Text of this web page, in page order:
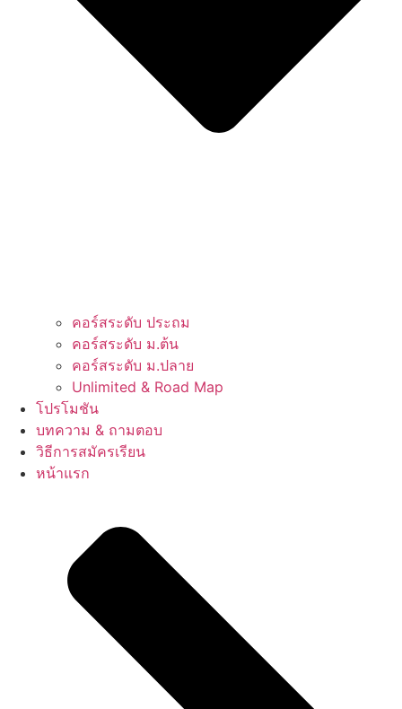
คอร์สระดับ ประถม
คอร์สระดับ ม.ต้น
คอร์สระดับ ม.ปลาย
Unlimited & Road Map
โปรโมชัน
บทความ & ถามตอบ
วิธีการสมัครเรียน
หน้าแรก